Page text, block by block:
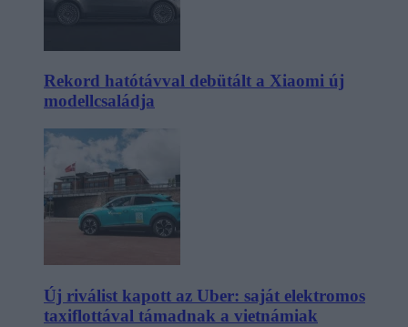
Rekord hatótávval debütált a Xiaomi új
modellcsaládja
Új riválist kapott az Uber: saját elektromos
taxiflottával támadnak a vietnámiak